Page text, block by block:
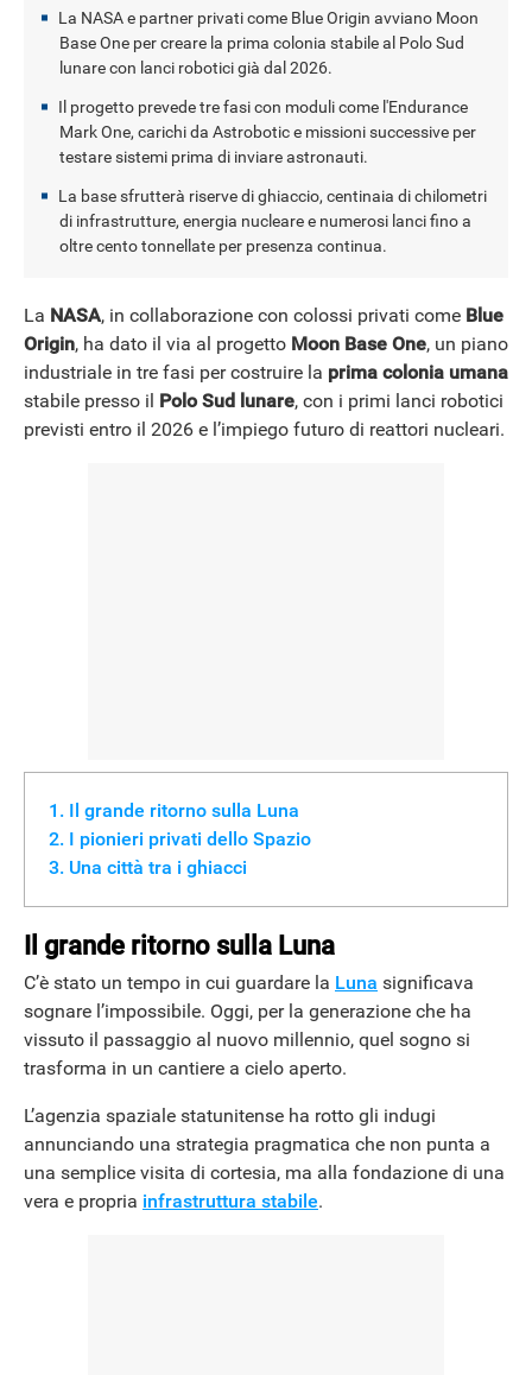
La NASA e partner privati come Blue Origin avviano Moon
Base One per creare la prima colonia stabile al Polo Sud
lunare con lanci robotici già dal 2026.
Il progetto prevede tre fasi con moduli come l'Endurance
Mark One, carichi da Astrobotic e missioni successive per
testare sistemi prima di inviare astronauti.
La base sfrutterà riserve di ghiaccio, centinaia di chilometri
di infrastrutture, energia nucleare e numerosi lanci fino a
oltre cento tonnellate per presenza continua.
La NASA, in collaborazione con colossi privati come Blue
Origin, ha dato il via al progetto Moon Base One, un piano
industriale in tre fasi per costruire la prima colonia umana
stabile presso il Polo Sud lunare, con i primi lanci robotici
previsti entro il 2026 e l’impiego futuro di reattori nucleari.
Il grande ritorno sulla Luna
I pionieri privati dello Spazio
Una città tra i ghiacci
Il grande ritorno sulla Luna
C’è stato un tempo in cui guardare la Luna significava
sognare l’impossibile. Oggi, per la generazione che ha
vissuto il passaggio al nuovo millennio, quel sogno si
trasforma in un cantiere a cielo aperto.
L’agenzia spaziale statunitense ha rotto gli indugi
annunciando una strategia pragmatica che non punta a
una semplice visita di cortesia, ma alla fondazione di una
vera e propria infrastruttura stabile.